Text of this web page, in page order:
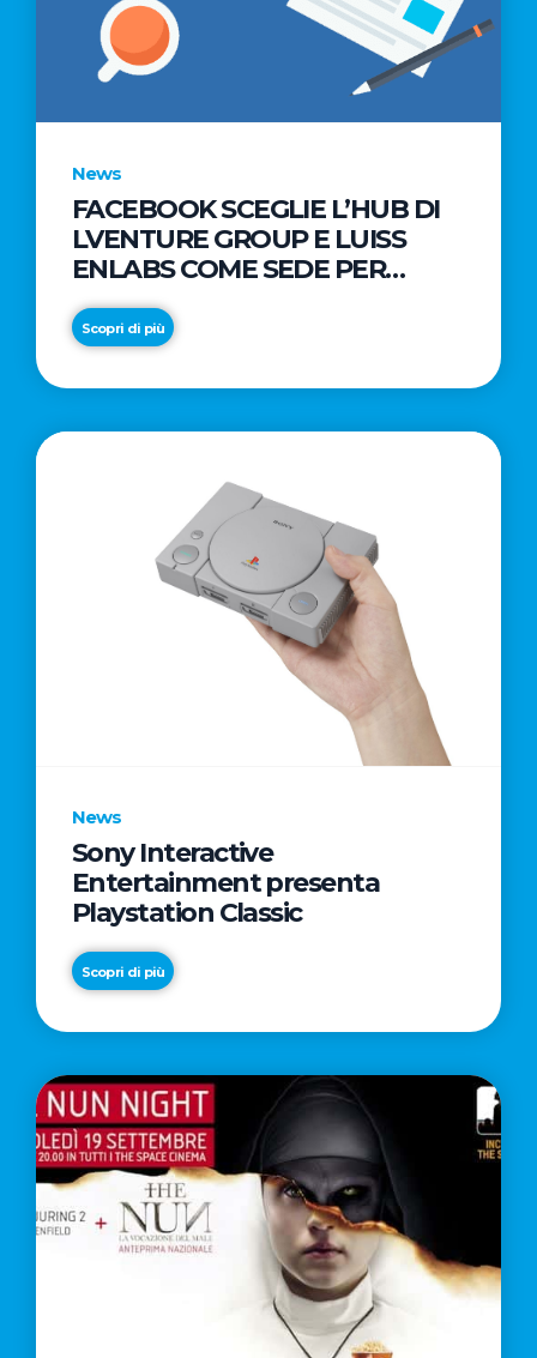
News
FACEBOOK SCEGLIE L’HUB DI
LVENTURE GROUP E LUISS
ENLABS COME SEDE PER
'BINARIO F FROM FACEBOOK'
Scopri di più
News
Sony Interactive
Entertainment presenta
Playstation Classic
Scopri di più